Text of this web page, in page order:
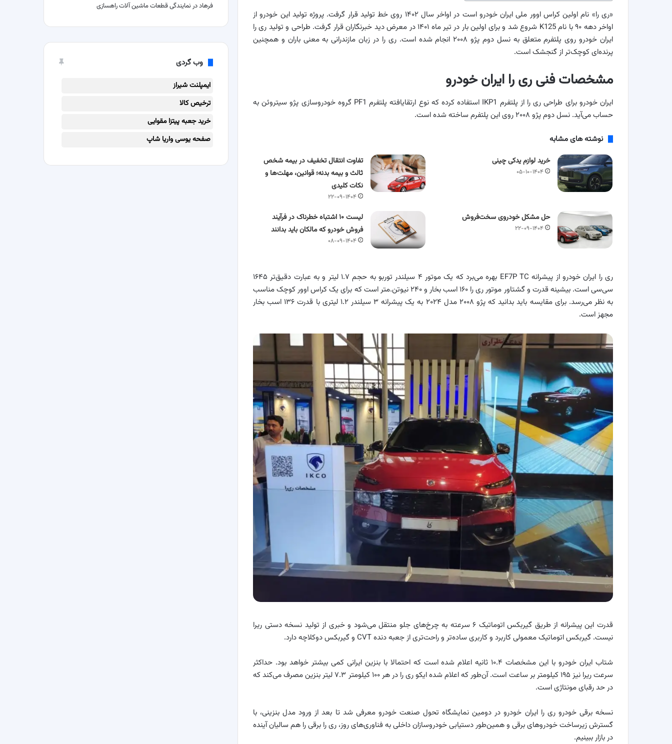
«ری را» نام اولین کراس اوور ملی ایران خودرو است در اواخر سال ۱۴۰۲ روی خط تولید قرار گرفت. پروژه تولید این خودرو از
اواخر دهه ۹۰ با نام K125 شروع شد و برای اولین بار در تیر ماه ۱۴۰۱ در معرض دید خبرنگاران قرار گرفت. طراحی و تولید ری را
ایران خودرو روی پلتفرم متعلق به نسل دوم پژو ۲۰۰۸ انجام شده است. ری را در زبان مازندرانی به معنی باران و همچنین
پرنده‌ای کوچک‌تر از گنجشک است.
مشخصات فنی ری را ایران خودرو
ایران خودرو برای طراحی ری را از پلتفرم IKP1 استفاده کرده که نوع ارتقایافته پلتفرم PF1 گروه خودروسازی پژو سیتروئن به
حساب می‌آید. نسل دوم پژو ۲۰۰۸ روی این پلتفرم ساخته شده است.
نوشته های مشابه
خرید لوازم یدکی چینی
۰۵-۱۰-۱۴۰۴
تفاوت انتقال تخفیف در بیمه شخص
ثالث و بیمه بدنه؛ قوانین، مهلت‌ها و
نکات کلیدی
۲۲-۰۹-۱۴۰۴
حل مشکل خودروی سخت‌فروش
۲۲-۰۹-۱۴۰۴
لیست ۱۰ اشتباه خطرناک در فرآیند
فروش خودرو که مالکان باید بدانند
۰۸-۰۹-۱۴۰۴
ری را ایران خودرو از پیشرانه EF7P TC بهره می‌برد که یک موتور ۴ سیلندر توربو به حجم ۱.۷ لیتر و به عبارت دقیق‌تر ۱۶۴۵
سی‌سی است. بیشینه قدرت و گشتاور موتور ری را ۱۶۰ اسب بخار و ۲۴۰ نیوتن.متر است که برای یک کراس اوور کوچک مناسب
به نظر می‌رسد. برای مقایسه باید بدانید که پژو ۲۰۰۸ مدل ۲۰۲۴ به یک پیشرانه ۳ سیلندر ۱.۲ لیتری با قدرت ۱۳۶ اسب بخار
مجهز است.
قدرت این پیشرانه از طریق گیربکس اتوماتیک ۶ سرعته به چرخ‌های جلو منتقل می‌شود و خبری از تولید نسخه دستی ریرا
نیست. گیربکس اتوماتیک معمولی کاربرد و کاربری ساده‌تر و راحت‌تری از جعبه دنده CVT و گیربکس دوکلاچه دارد.
شتاب ایران خودرو با این مشخصات ۱۰.۴ ثانیه اعلام شده است که احتمالا با بنزین ایرانی کمی بیشتر خواهد بود. حداکثر
سرعت ریرا نیز ۱۹۵ کیلومتر بر ساعت است. آن‌طور که اعلام شده ایکو ری را در هر ۱۰۰ کیلومتر ۷.۳ لیتر بنزین مصرف می‌کند که
در حد رقبای مونتاژی است.
نسخه برقی خودرو ری را ایران خودرو در دومین نمایشگاه تحول صنعت خودرو معرفی شد تا بعد از ورود مدل بنزینی، با
گسترش زیرساخت خودروهای برقی و همین‌طور دستیابی خودروسازان داخلی به فناوری‌های روز، ری را برقی را هم سالیان آینده
در بازار ببینیم.
فرهاددر نمایندگی قطعات ماشین آلات راهسازی
وب گردی
ایمپلنت شیراز
ترخیص کالا
خرید جعبه پیتزا مقوایی
صفحه یوسی واریا شاپ